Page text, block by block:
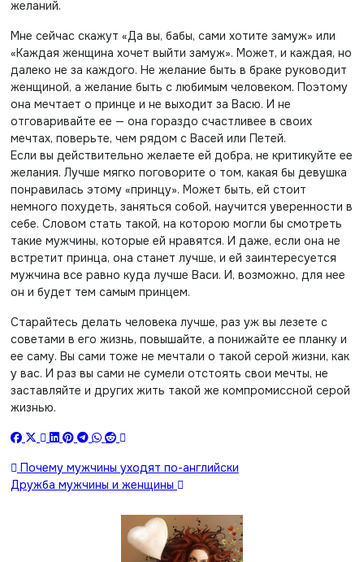
желаний.
Мне сейчас скажут «Да вы, бабы, сами хотите замуж» или
«Каждая женщина хочет выйти замуж». Может, и каждая, но
далеко не за каждого. Не желание быть в браке руководит
женщиной, а желание быть с любимым человеком. Поэтому
она мечтает о принце и не выходит за Васю. И не
отговаривайте ее — она гораздо счастливее в своих
мечтах, поверьте, чем рядом с Васей или Петей.
Если вы действительно желаете ей добра, не критикуйте ее
желания. Лучше мягко поговорите о том, какая бы девушка
понравилась этому «принцу». Может быть, ей стоит
немного похудеть, заняться собой, научится уверенности в
себе. Словом стать такой, на которою могли бы смотреть
такие мужчины, которые ей нравятся. И даже, если она не
встретит принца, она станет лучше, и ей заинтересуется
мужчина все равно куда лучше Васи. И, возможно, для нее
он и будет тем самым принцем.
Старайтесь делать человека лучше, раз уж вы лезете с
советами в его жизнь, повышайте, а понижайте ее планку и
ее саму. Вы сами тоже не мечтали о такой серой жизни, как
у вас. И раз вы сами не сумели отстоять свои мечты, не
заставляйте и других жить такой же компромиссной серой
жизнью.
Навигация
по
Почему мужчины уходят по-английски
Дружба мужчины и женщины